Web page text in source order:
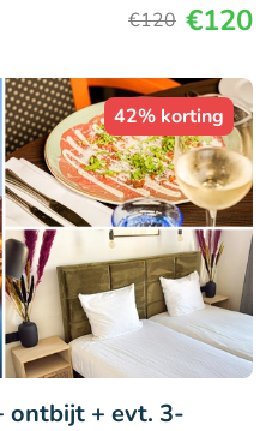
€120 €120
42% korting
ontbijt + evt. 3-